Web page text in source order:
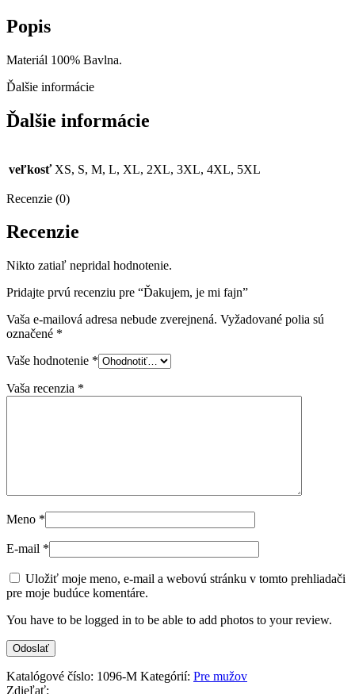
Popis
Materiál 100% Bavlna.
Ďalšie informácie
Ďalšie informácie
veľkosť XS, S, M, L, XL, 2XL, 3XL, 4XL, 5XL
Recenzie (0)
Recenzie
Nikto zatiaľ nepridal hodnotenie.
Pridajte prvú recenziu pre “Ďakujem, je mi fajn”
Vaša e-mailová adresa nebude zverejnená. Vyžadované polia sú
označené *
Vaše hodnotenie *
Vaša recenzia *
Meno *
E-mail *
Uložiť moje meno, e-mail a webovú stránku v tomto prehliadači
pre moje budúce komentáre.
You have to be logged in to be able to add photos to your review.
Katalógové číslo: 1096-M Kategórií: Pre mužov
Zdieľať: